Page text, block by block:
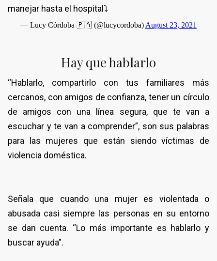
manejar hasta el hospital⤵️
— Lucy Córdoba 🇵🇦 (@lucycordoba) August 23, 2021
Hay que hablarlo
“Hablarlo, compartirlo con tus familiares más
cercanos, con amigos de confianza, tener un círculo
de amigos con una línea segura, que te van a
escuchar y te van a comprender”, son sus palabras
para las mujeres que están siendo víctimas de
violencia doméstica.
Señala que cuando una mujer es violentada o
abusada casi siempre las personas en su entorno
se dan cuenta. “Lo más importante es hablarlo y
buscar ayuda”.